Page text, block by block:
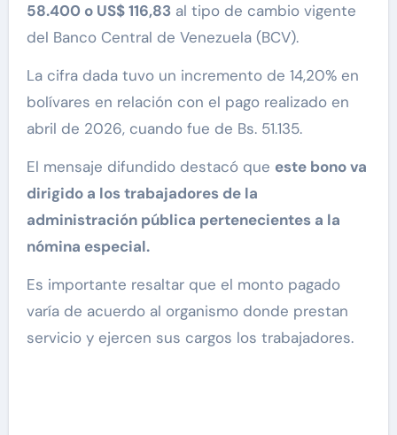
58.400 o US$ 116,83al tipo de cambio vigente
del Banco Central de Venezuela (BCV).
La cifra dada tuvo un incremento de 14,20% en
bolívares en relación con el pago realizado en
abril de 2026, cuando fue de Bs. 51.135.
El mensaje difundido destacó que este bono va
dirigido a los trabajadores de la
administración pública pertenecientes a la
nómina especial.
Es importante resaltar que el monto pagado
varía de acuerdo al organismo donde prestan
servicio y ejercen sus cargos los trabajadores.